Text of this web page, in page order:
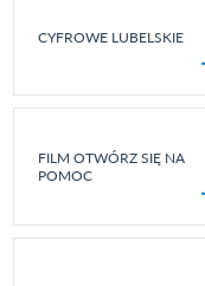
CYFROWE LUBELSKIE
FILM OTWÓRZ SIĘ NA
POMOC